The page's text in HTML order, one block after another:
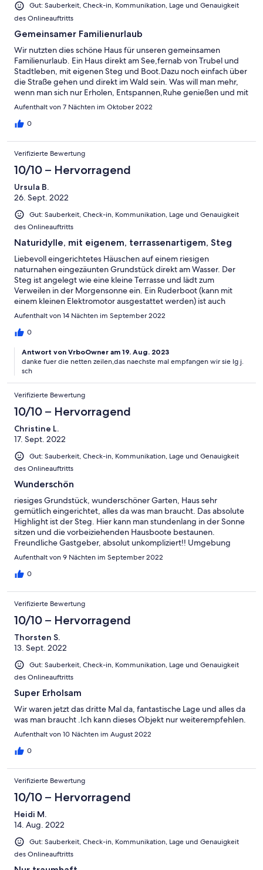
Gut: Sauberkeit, Check-in, Kommunikation, Lage und Genauigkeit
des Onlineauftritts
Gemeinsamer Familienurlaub
Wir nutzten dies schöne Haus für unseren gemeinsamen
Familienurlaub. Ein Haus direkt am See,fernab von Trubel und
Stadtleben, mit eigenen Steg und Boot.Dazu noch einfach über
die Straße gehen und direkt im Wald sein. Was will man mehr,
wenn man sich nur Erholen, Entspannen,Ruhe genießen und mit
der Familie zusammen sein will. Natürlich war Feuer machen im
somit wir auch Abends die Feuerschale im Freien nutzen
wenn's klappt wieder besuchen wollen
Aufenthalt von 7 Nächten im Oktober 2022
0
Verifizierte Bewertung
10/10 – Hervorragend
Ursula B.
26. Sept. 2022
Gut: Sauberkeit, Check-in, Kommunikation, Lage und Genauigkeit
des Onlineauftritts
Naturidylle, mit eigenem, terrassenartigem, Steg
Liebevoll eingerichtetes Häuschen auf einem riesigen
naturnahen eingezäunten Grundstück direkt am Wasser. Der
Steg ist angelegt wie eine kleine Terrasse und lädt zum
Verweilen in der Morgensonne ein. Ein Ruderboot (kann mit
einem kleinen Elektromotor ausgestattet werden) ist auch
vorhanden, geht also selber aufs Wasser oder schaut sich die
vielen vorbeifahrenden Bunbo-Booten an. Der Garten ist ideal
für Kinder, da viele Spielmöglichkeiten vorhanden sind.
Federball, Dart... Eine Feuerschale sowie ein kleiner Grill sind
auch vorhanden. Wer gerne liest brauch keine eigenen Bücher
mitbringen, das Haus ist voll davon. Auch Klavier könnte man
dort spielen (wenn man es kann ;-) Für die kühleren
Tage/Abende gibt es einen Holzofen (Holz ist ausreichend
vorhanden), wärmende Kleidung oder Decken sollten
vorsichtshalber mitgebracht werden. Die Betten sind mit
160x200 sehr kuschelig und niedrig, da unter der Dachschräge
nicht so viel Platz ist. Also nicht geeignet für körperlich
Beeinträchtige auch wegen der Treppe. Bettwäsche sowie
Handtücher bitte ausreichend mitbringen, da keine
Waschmaschine vorhanden ist. Küche ist sehr gut ausgestattet,
sogar mit Spülmaschine und Tabs. Großer Kühl- und
Möglichkeit (EDEKA) ist in Friedersdorf (ca. 6km) entfernt. Bad
mit Dusche und Elektro-Heizlüfter und es gibt ein zweites WC
mit großem Waschbecken.
Aufenthalt von 14 Nächten im September 2022
0
Antwort von VrboOwner am 19. Aug. 2023
danke fuer die netten zeilen,das naechste mal empfangen wir sie lg j.
sch
Verifizierte Bewertung
10/10 – Hervorragend
Christine L.
17. Sept. 2022
Gut: Sauberkeit, Check-in, Kommunikation, Lage und Genauigkeit
des Onlineauftritts
Wunderschön
riesiges Grundstück, wunderschöner Garten, Haus sehr
gemütlich eingerichtet, alles da was man braucht. Das absolute
Highlight ist der Steg. Hier kann man stundenlang in der Sonne
sitzen und die vorbeiziehenden Hausboote bestaunen.
Freundliche Gastgeber, absolut unkompliziert!! Umgebung
Natur pur, aber leckere Restaurants in Laufweite (ca. 1km), für
alles weitere braucht man ein Auto oder ein Boot! Würden
jederzeit wiederkommen!! Vielen Dank an die Gastgeber :)
Aufenthalt von 9 Nächten im September 2022
0
Verifizierte Bewertung
10/10 – Hervorragend
Thorsten S.
13. Sept. 2022
Gut: Sauberkeit, Check-in, Kommunikation, Lage und Genauigkeit
des Onlineauftritts
Super Erholsam
Wir waren jetzt das dritte Mal da, fantastische Lage und alles da
was man braucht .Ich kann dieses Objekt nur weiterempfehlen.
Aufenthalt von 10 Nächten im August 2022
0
Verifizierte Bewertung
10/10 – Hervorragend
Heidi M.
14. Aug. 2022
Gut: Sauberkeit, Check-in, Kommunikation, Lage und Genauigkeit
des Onlineauftritts